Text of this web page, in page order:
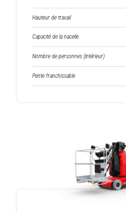
Magasinage
Hauteur de travail
Capacité de la nacelle
Nombre de personnes (intérieur)
Pente franchissable